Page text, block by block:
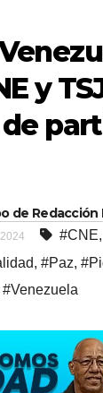
y
de Redacción
#CNE,
, #Paz,
#Venezuela